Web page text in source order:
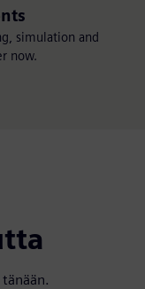
simulation and
now.